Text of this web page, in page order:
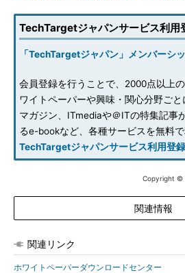
TechTargetジャパンサービス利用
「TechTargetジャパン」メンバーシ
会員登録を行うことで、2000点以上
ワイトペーパーや興味・関心分野ご
マガジン、ITmediaや＠ITの特集記事
るe-bookなど、各種サービスを無料で
TechTargetジャパンサービス利用登録
Copyright ©
関連情報
関連リンク
ホワイトペーパーダウンロードセンター